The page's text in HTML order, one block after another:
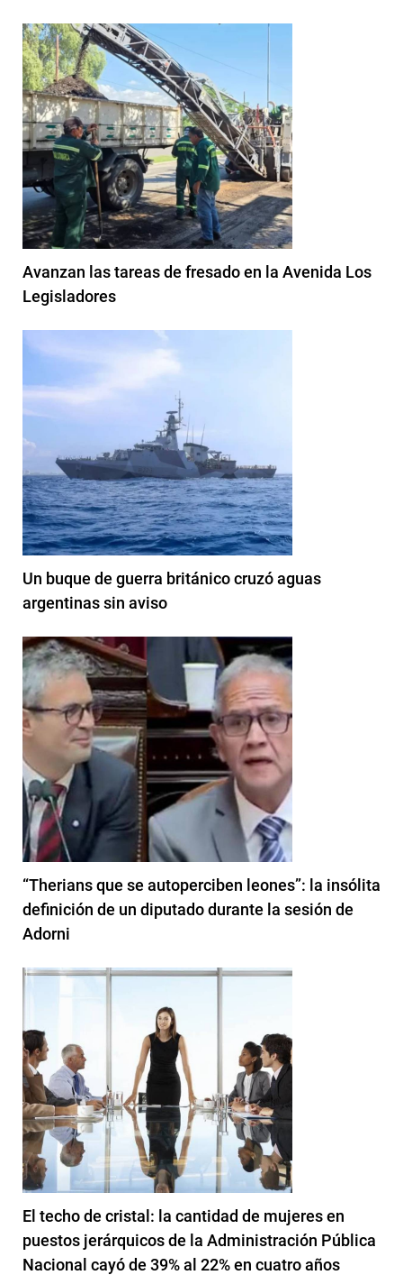
Avanzan las tareas de fresado en la Avenida Los
Legisladores
Un buque de guerra británico cruzó aguas
argentinas sin aviso
“Therians que se autoperciben leones”: la insólita
definición de un diputado durante la sesión de
Adorni
El techo de cristal: la cantidad de mujeres en
puestos jerárquicos de la Administración Pública
Nacional cayó de 39% al 22% en cuatro años